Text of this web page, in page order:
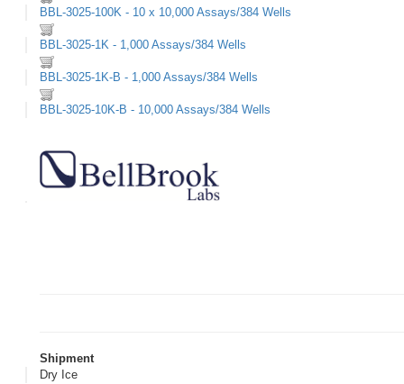
BBL-3025-100K - 10 x 10,000 Assays/384 Wells
BBL-3025-1K - 1,000 Assays/384 Wells
BBL-3025-1K-B - 1,000 Assays/384 Wells
BBL-3025-10K-B - 10,000 Assays/384 Wells
Shipment
Dry Ice